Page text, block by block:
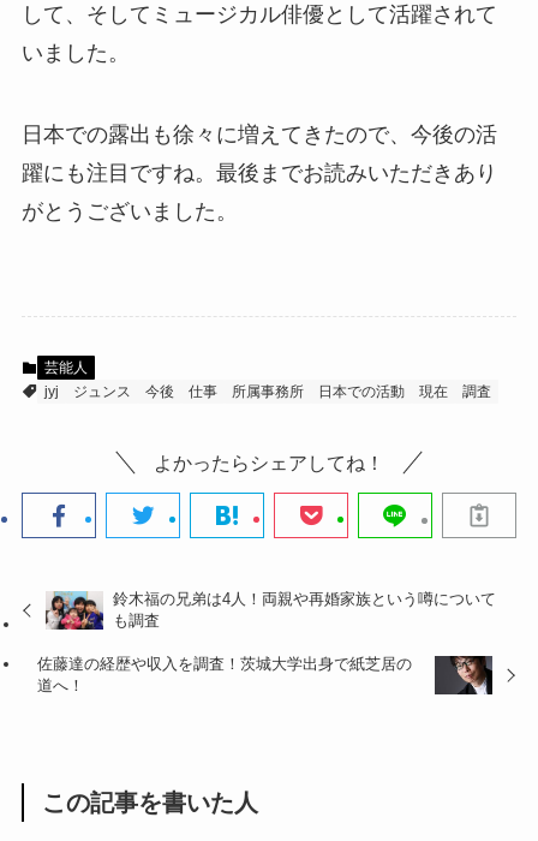
して、そしてミュージカル俳優として活躍されて
いました。
日本での露出も徐々に増えてきたので、今後の活
躍にも注目ですね。最後までお読みいただきあり
がとうございました。
芸能人
jyj
ジュンス 今後 仕事 所属事務所 日本での活動 現在 調査
よかったらシェアしてね！
鈴木福の兄弟は4人！両親や再婚家族という噂について
も調査
佐藤達の経歴や収入を調査！茨城大学出身で紙芝居の
道へ！
この記事を書いた人